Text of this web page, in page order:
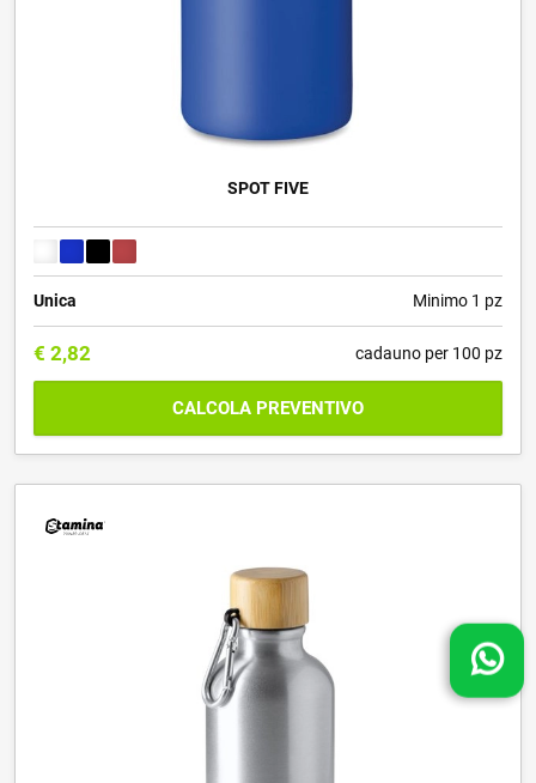
SPOT FIVE
Unica Minimo 1 pz
€ 2,82 cadauno per 100 pz
CALCOLA PREVENTIVO